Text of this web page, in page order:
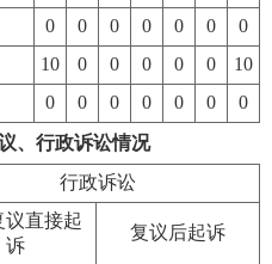
0 0 0 0 0 0
0
10 0 0 0 0 0
10
0 0 0 0 0 0
0
、行政诉讼情况
行政诉讼
议直接起
诉
复议后起诉